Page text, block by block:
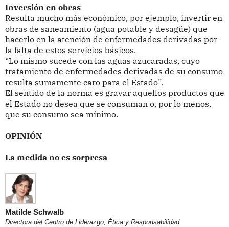
Inversión en obras
Resulta mucho más económico, por ejemplo, invertir en
obras de saneamiento (agua potable y desagüe) que
hacerlo en la atención de enfermedades derivadas por
la falta de estos servicios básicos.
“Lo mismo sucede con las aguas azucaradas, cuyo
tratamiento de enfermedades derivadas de su consumo
resulta sumamente caro para el Estado”.
El sentido de la norma es gravar aquellos productos que
el Estado no desea que se consuman o, por lo menos,
que su consumo sea mínimo.
OPINIÓN
La medida no es sorpresa
Matilde Schwalb
Directora del Centro de Liderazgo, Ética y Responsabilidad